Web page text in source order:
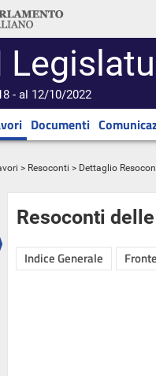
- al 12/10/2022
Documenti
> Resoconti > Dettaglio
Resoconti
Indice Generale